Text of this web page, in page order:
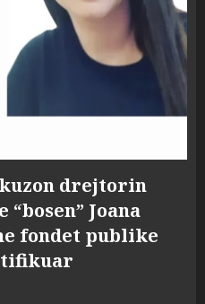
drejtorin
Joana
fondet publike